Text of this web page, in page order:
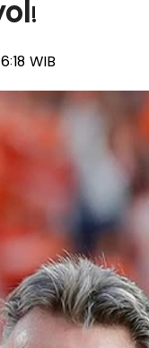
WIB